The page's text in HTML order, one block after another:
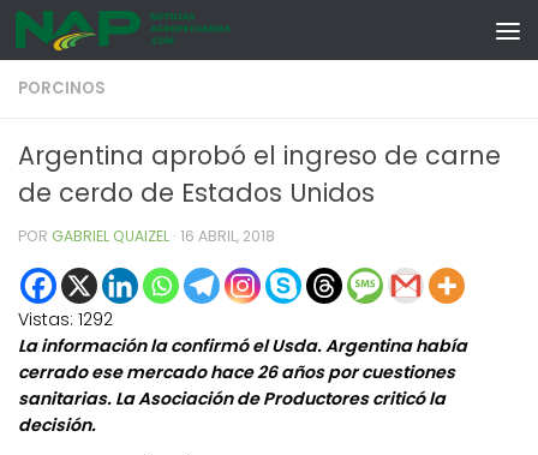
Skip to content
PORCINOS
Argentina aprobó el ingreso de carne
de cerdo de Estados Unidos
POR GABRIEL QUAIZEL · 16 ABRIL, 2018
Vistas: 1292
La información la confirmó el Usda. Argentina había
cerrado ese mercado hace 26 años por cuestiones
sanitarias. La Asociación de Productores criticó la
decisión.